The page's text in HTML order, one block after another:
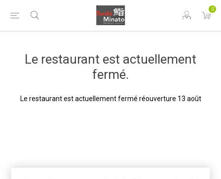
0
Le restaurant est actuellement
fermé.
Le restaurant est actuellement fermé réouverture 13 août